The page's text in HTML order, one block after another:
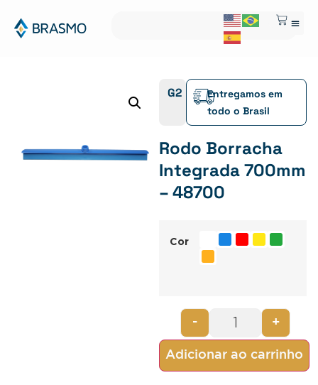
G2
Entregamos em
todo o Brasil
Rodo Borracha
Integrada 700mm
– 48700
Cor
- +
Adicionar ao carrinho